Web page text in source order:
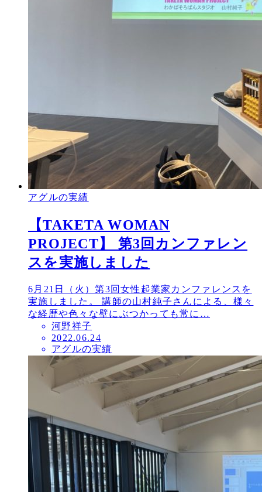
アグルの実績
【TAKETA WOMAN
PROJECT】 第3回カンファレン
スを実施しました
6月21日（火）第3回女性起業家カンファレンスを
実施しました。 講師の山村純子さんによる、様々
な経歴や色々な壁にぶつかっても常に…
河野祥子
投
稿
日
2022.06.24
アグルの実績